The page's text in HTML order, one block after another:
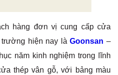
hàng đơn vị cung cấp cửa
trường hiện nay làGoonsan –
năm kinh nghiệm trong lĩnh
thép vân gỗ, với bảng màu